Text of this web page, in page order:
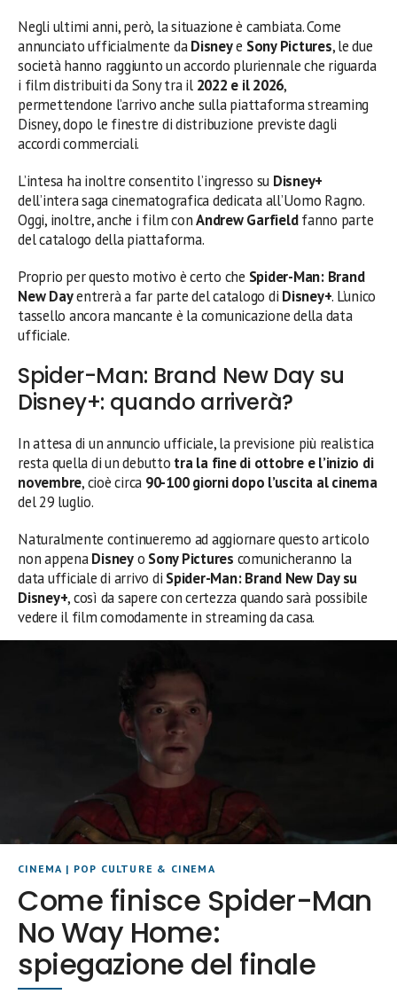
Negli ultimi anni, però, la situazione è cambiata. Come
annunciato ufficialmente daDisneye Sony Pictures, le due
società hanno raggiunto un accordo pluriennale che riguarda
i film distribuiti da Sony tra il 2022 e il 2026,
permettendone l’arrivo anche sulla piattaforma streaming
Disney, dopo le finestre di distribuzione previste dagli
accordi commerciali.
L’intesa ha inoltre consentito l’ingresso su Disney+
dell’intera saga cinematografica dedicata all’Uomo Ragno.
Oggi, inoltre, anche i film conAndrew Garfieldfanno parte
del catalogo della piattaforma.
Proprio per questo motivo è certo che Spider-Man: Brand
New Dayentrerà a far parte del catalogo di Disney+. L’unico
tassello ancora mancante è la comunicazione della data
ufficiale.
Spider-Man: Brand New Day su
Disney+: quando arriverà?
In attesa di un annuncio ufficiale, la previsione più realistica
resta quella di un debutto tra la fine di ottobre e l’inizio di
novembre, cioè circa 90-100 giorni dopo l’uscita al cinema
del 29 luglio.
Naturalmente continueremo ad aggiornare questo articolo
non appenaDisneyo Sony Pictures comunicheranno la
data ufficiale di arrivo di Spider-Man: Brand New Day su
Disney+, così da sapere con certezza quando sarà possibile
vedere il film comodamente in streaming da casa.
CINEMA | POP CULTURE & CINEMA
Come finisce Spider-Man
No Way Home:
spiegazione del finale